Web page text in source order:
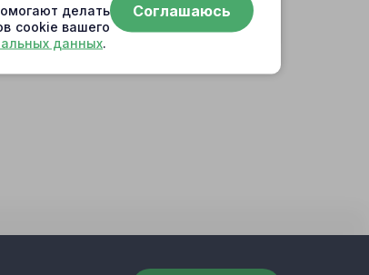
делать
cookie вашего
данных.
Соглашаюсь